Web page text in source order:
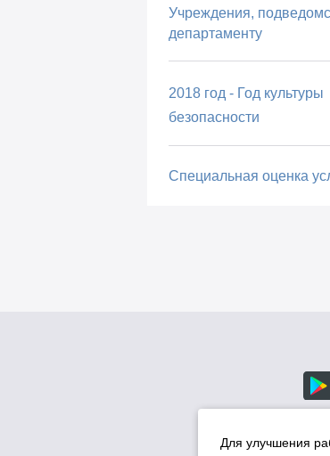
Учреждения,
департаменту
2018 год - Год культуры
безопасности
Специальная оценка
Для улучшения